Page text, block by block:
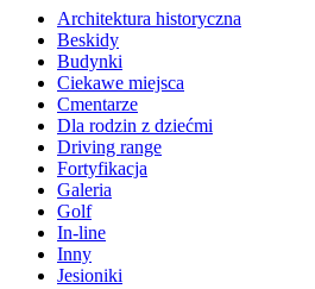
Architektura historyczna
Beskidy
Budynki
Ciekawe miejsca
Cmentarze
Dla rodzin z dziećmi
Driving range
Fortyfikacja
Galeria
Golf
In-line
Inny
Jesioniki